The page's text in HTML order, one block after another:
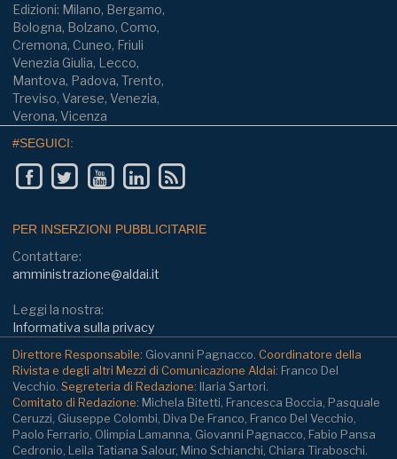
Edizioni: Milano, Bergamo,
Bologna, Bolzano, Como,
Cremona, Cuneo, Friuli
Venezia Giulia, Lecco,
Mantova, Padova, Trento,
Treviso, Varese, Venezia,
Verona, Vicenza
#SEGUICI:
PER INSERZIONI PUBBLICITARIE
Contattare:
amministrazione@aldai.it
Leggi la nostra:
Informativa sulla privacy
Direttore Responsabile: Giovanni Pagnacco. Coordinatore della
Rivista e degli altri Mezzi di Comunicazione Aldai: Franco Del
Vecchio. Segreteria di Redazione: Ilaria Sartori.
Comitato di Redazione: Michela Bitetti, Francesca Boccia, Pasquale
Ceruzzi, Giuseppe Colombi, Diva De Franco, Franco Del Vecchio,
Paolo Ferrario, Olimpia Lamanna, Giovanni Pagnacco, Fabio Pansa
Cedronio, Leila Tatiana Salour, Mino Schianchi, Chiara Tiraboschi.